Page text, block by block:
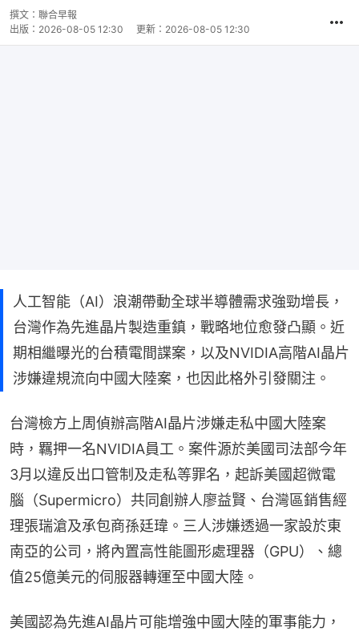
撰文： 聯合早報
出版： 2026-08-05 12:30 更新： 2026-08-05 12:30
人工智能（AI）浪潮帶動全球半導體需求強勁增長，
台灣作為先進晶片製造重鎮，戰略地位愈發凸顯。近
期相繼曝光的台積電間諜案，以及NVIDIA高階AI晶片
涉嫌違規流向中國大陸案，也因此格外引發關注。
台灣檢方上周偵辦高階AI晶片涉嫌走私中國大陸案
時，羈押一名NVIDIA員工。案件源於美國司法部今年
3月以違反出口管制及走私等罪名，起訴美國超微電
腦（Supermicro）共同創辦人廖益賢、台灣區銷售經
理張瑞滄及承包商孫廷瑋。三人涉嫌透過一家設於東
南亞的公司，將內置高性能圖形處理器（GPU）、總
值25億美元的伺服器轉運至中國大陸。
美國認為先進AI晶片可能增強中國大陸的軍事能力，